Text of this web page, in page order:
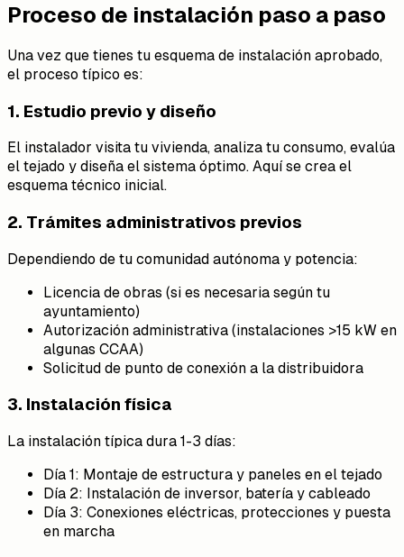
Proceso de instalación paso a paso
Una vez que tienes tu esquema de instalación aprobado,
el proceso típico es:
1. Estudio previo y diseño
El instalador visita tu vivienda, analiza tu consumo, evalúa
el tejado y diseña el sistema óptimo. Aquí se crea el
esquema técnico inicial.
2. Trámites administrativos previos
Dependiendo de tu comunidad autónoma y potencia:
Licencia de obras (si es necesaria según tu
ayuntamiento)
Autorización administrativa (instalaciones >15 kW en
algunas CCAA)
Solicitud de punto de conexión a la distribuidora
3. Instalación física
La instalación típica dura 1-3 días:
Día 1: Montaje de estructura y paneles en el tejado
Día 2: Instalación de inversor, batería y cableado
Día 3: Conexiones eléctricas, protecciones y puesta
en marcha